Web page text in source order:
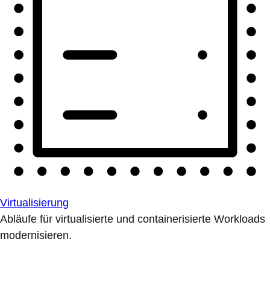
Virtualisierung
Abläufe für virtualisierte und containerisierte Workloads
modernisieren.